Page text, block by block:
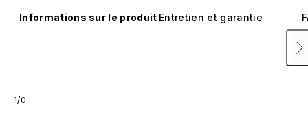
Informations sur le produit Entretien et garantie
1/0